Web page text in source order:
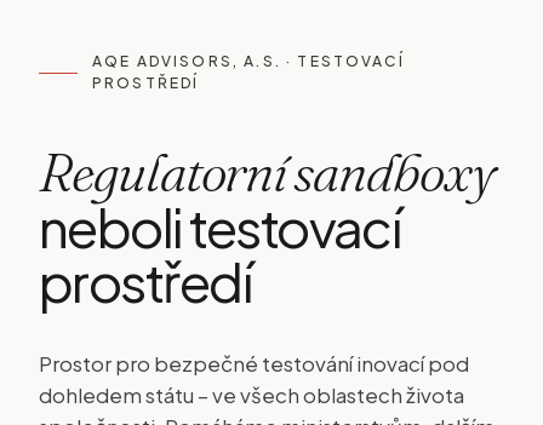
AQE ADVISORS, A.S. · TESTOVACÍ
PROSTŘEDÍ
Regulatornísandboxy
nebolitestovací
prostředí
Prostor pro bezpečné testování inovací pod
dohledem státu – ve všech oblastech života